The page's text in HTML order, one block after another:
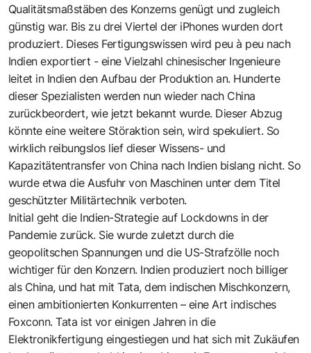
Qualitätsmaßstäben des Konzerns genügt und zugleich
günstig war. Bis zu drei Viertel der iPhones wurden dort
produziert. Dieses Fertigungswissen wird peu à peu nach
Indien exportiert - eine Vielzahl chinesischer Ingenieure
leitet in Indien den Aufbau der Produktion an. Hunderte
dieser Spezialisten werden nun wieder nach China
zurückbeordert, wie jetzt bekannt wurde. Dieser Abzug
könnte eine weitere Störaktion sein, wird spekuliert. So
wirklich reibungslos lief dieser Wissens- und
Kapazitätentransfer von China nach Indien bislang nicht. So
wurde etwa die Ausfuhr von Maschinen unter dem Titel
geschützter Militärtechnik verboten.
Initial geht die Indien-Strategie auf Lockdowns in der
Pandemie zurück. Sie wurde zuletzt durch die
geopolitschen Spannungen und die US-Strafzölle noch
wichtiger für den Konzern. Indien produziert noch billiger
als China, und hat mit Tata, dem indischen Mischkonzern,
einen ambitionierten Konkurrenten – eine Art indisches
Foxconn. Tata ist vor einigen Jahren in die
Elektronikfertigung eingestiegen und hat sich mit Zukäufen